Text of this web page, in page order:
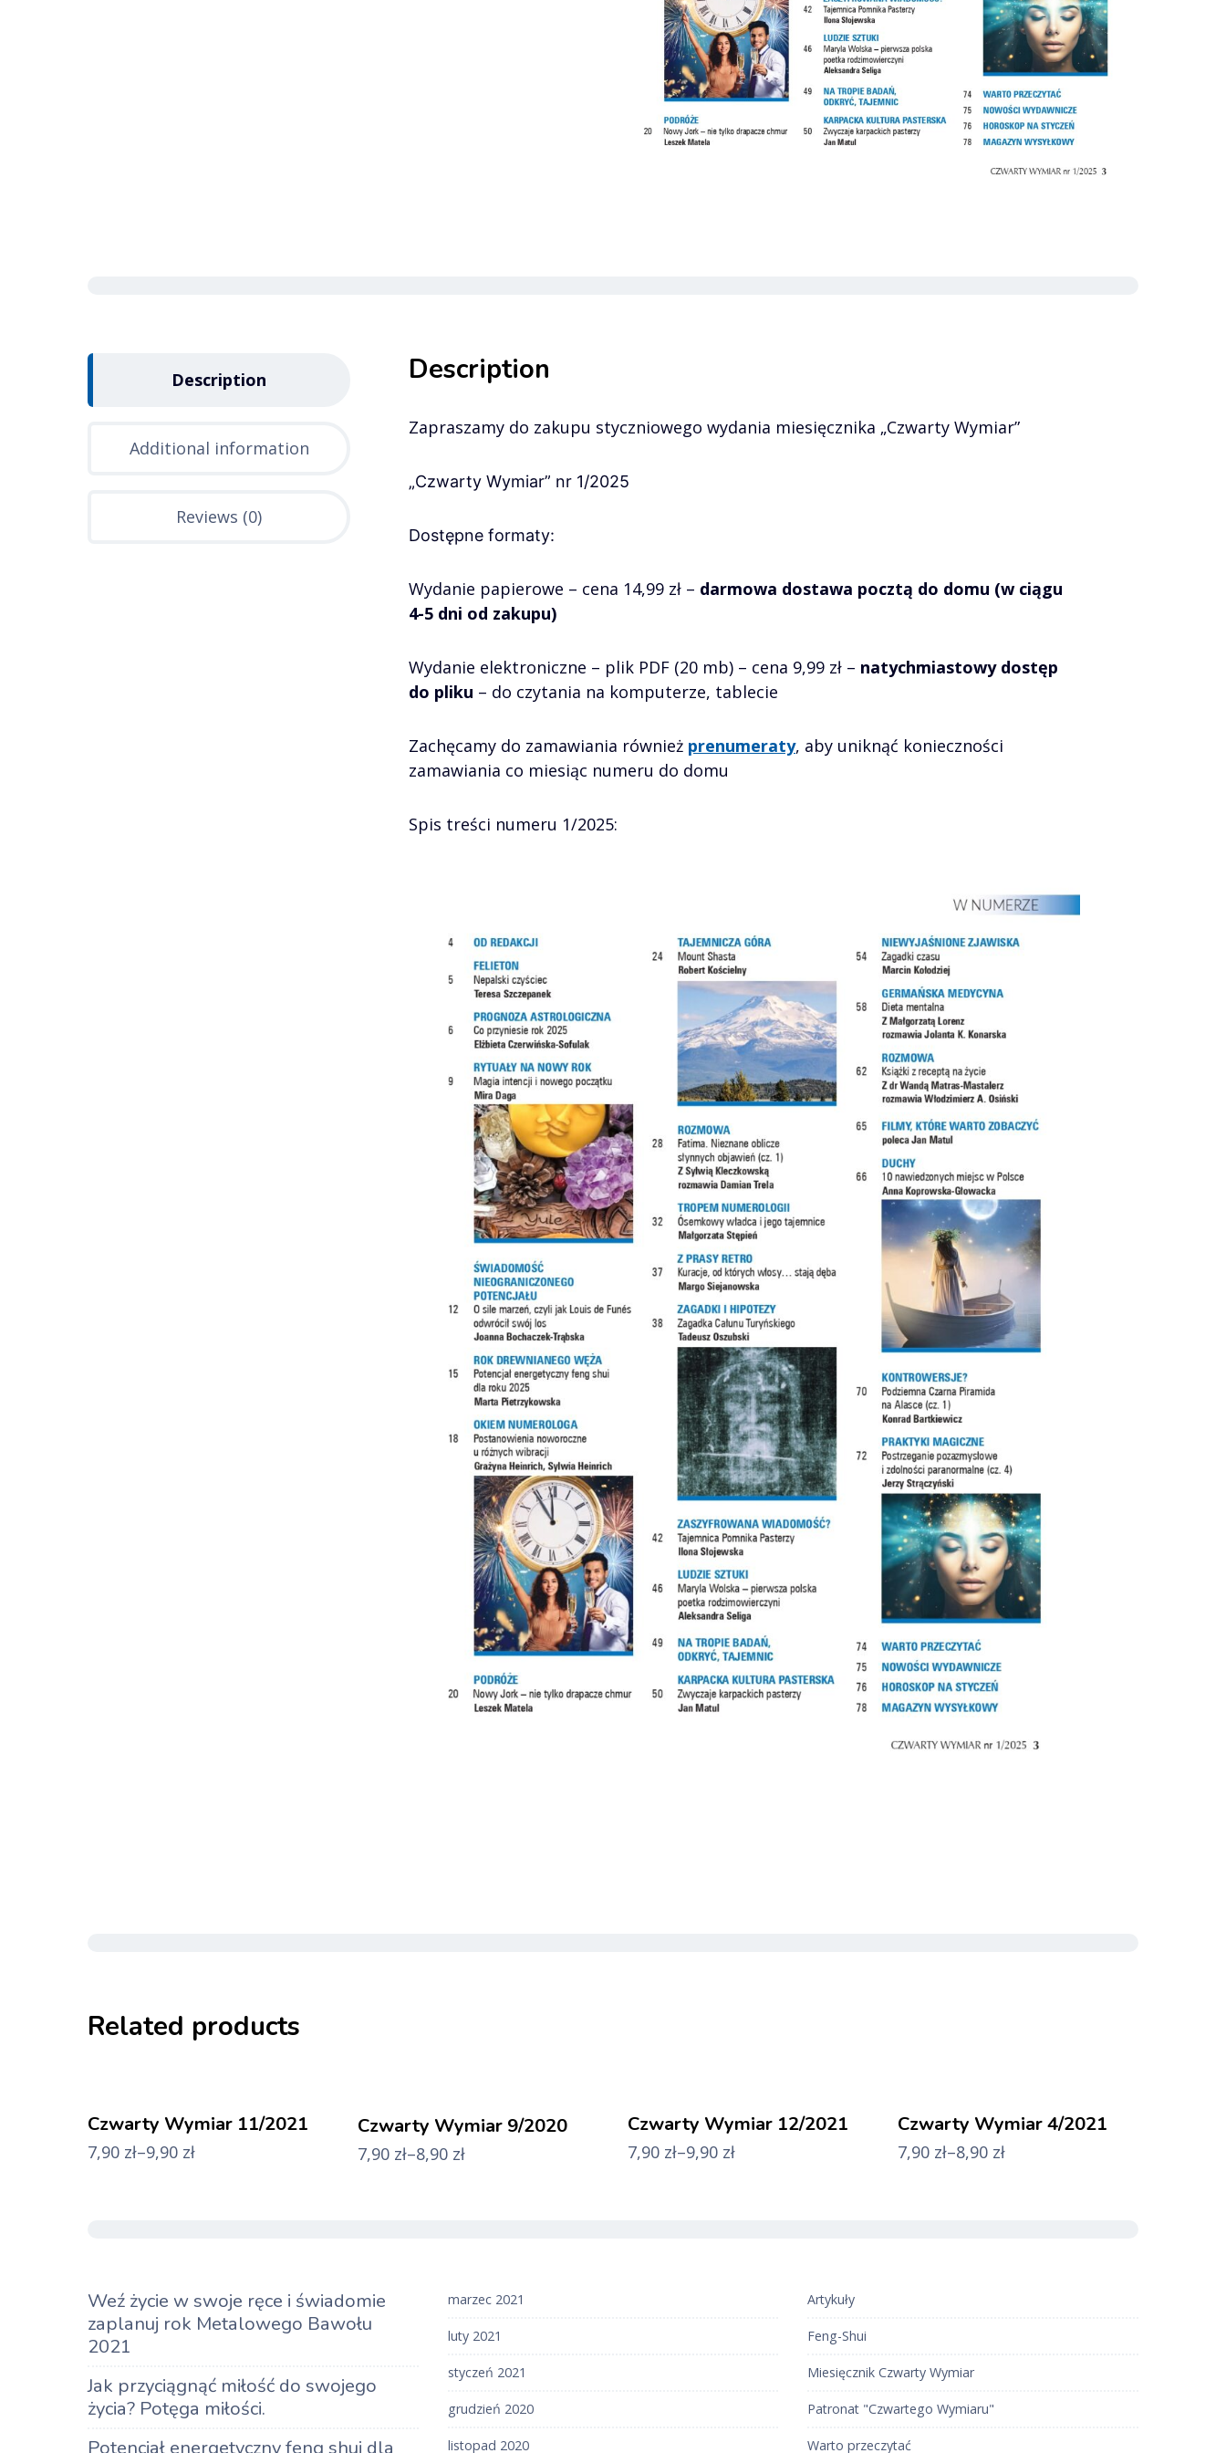
Description
Additional information
Reviews (0)
Description
Zapraszamy do zakupu styczniowego wydania miesięcznika „Czwarty Wymiar”
„Czwarty Wymiar” nr 1/2025
Dostępne formaty:
Wydanie papierowe – cena 14,99 zł – darmowa dostawa pocztą do domu (w ciągu
4-5 dni od zakupu)
Wydanie elektroniczne – plik PDF (20 mb) – cena 9,99 zł – natychmiastowy dostęp
do pliku – do czytania na komputerze, tablecie
Zachęcamy do zamawiania również prenumeraty, aby uniknąć konieczności
zamawiania co miesiąc numeru do domu
Spis treści numeru 1/2025:
Related products
Czwarty Wymiar 11/2021
7,90 zł–9,90 zł
Czwarty Wymiar 9/2020
7,90 zł–8,90 zł
Czwarty Wymiar 12/2021
7,90 zł–9,90 zł
Czwarty Wymiar 4/2021
7,90 zł–8,90 zł
Weź życie w swoje ręce i świadomie
zaplanuj rok Metalowego Bawołu
2021
Jak przyciągnąć miłość do swojego
życia? Potęga miłości.
Potencjał energetyczny feng shui dla
marzec 2021
luty 2021
styczeń 2021
grudzień 2020
listopad 2020
Artykuły
Feng-Shui
Miesięcznik Czwarty Wymiar
Patronat "Czwartego Wymiaru"
Warto przeczytać